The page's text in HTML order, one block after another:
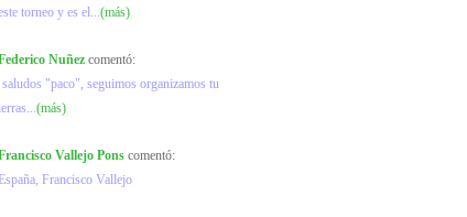
torneo y es el...(más)
Nuñez comentó:
"paco", seguimos organizamos tu
(más)
Vallejo Pons comentó:
Francisco Vallejo